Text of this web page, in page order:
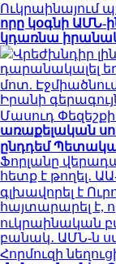
Ուկրաինայում
որը կօգնի ԱՄՆ-
կդառնա
Վրեժխնդիր
դարանակալել
մոտ.
Իրանի
Մասուդ
առաքելական
ընդդեմ
Ֆորլանը
հետք է թողել․
գլխավորել է
հայտարարել է,
ուկրաինական
բանակ․ ԱՄՆ-ն
Հորմուզի